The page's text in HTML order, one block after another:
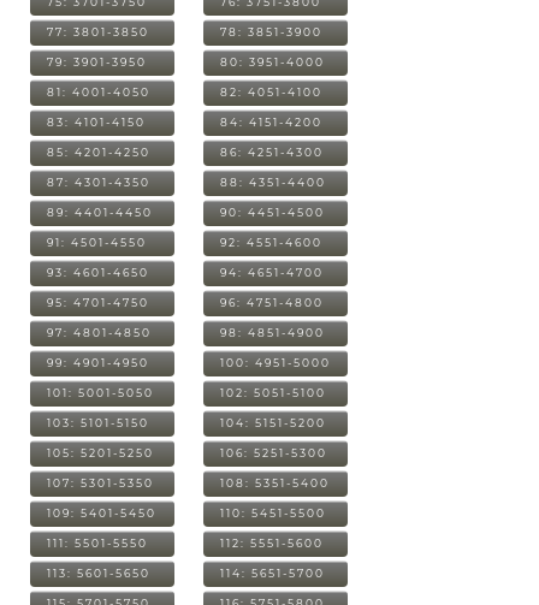
77: 3801-3850 78: 3851-3900
79: 3901-3950 80: 3951-4000
81: 4001-4050 82: 4051-4100
83: 4101-4150 84: 4151-4200
85: 4201-4250 86: 4251-4300
87: 4301-4350 88: 4351-4400
89: 4401-4450 90: 4451-4500
91: 4501-4550 92: 4551-4600
93: 4601-4650 94: 4651-4700
95: 4701-4750 96: 4751-4800
97: 4801-4850 98: 4851-4900
99: 4901-4950 100: 4951-5000
101: 5001-5050 102: 5051-5100
103: 5101-5150 104: 5151-5200
105: 5201-5250 106: 5251-5300
107: 5301-5350 108: 5351-5400
109: 5401-5450 110: 5451-5500
111: 5501-5550 112: 5551-5600
113: 5601-5650 114: 5651-5700